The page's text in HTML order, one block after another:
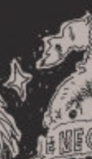
PSYRIVER 2026 : LA MAGIE
« MOFUSAND / PARLER
ASSASSIN'S CREED BLACK FLAG
« LE VENT DAND LES SAULES
« DAMN THEM ALL » - UN DUO